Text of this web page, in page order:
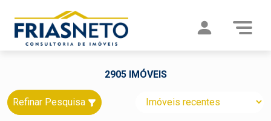
2905 IMÓVEIS
Refinar Pesquisa